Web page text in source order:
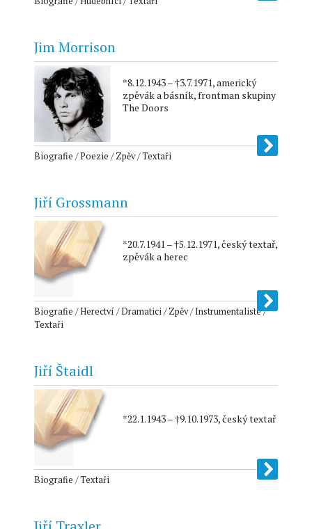
Jim Morrison
*8.12.1943 – †3.7.1971, americký
zpěvák a básník, frontman skupiny
The Doors
Biografie / Poezie / Zpěv / Textaři
Jiří Grossmann
*20.7.1941 – †5.12.1971, český textař,
zpěvák a herec
Biografie / Herectví / Dramatici / Zpěv / Instrumentalisté /
Textaři
Jiří Štaidl
*22.1.1943 – †9.10.1973, český textař
Biografie / Textaři